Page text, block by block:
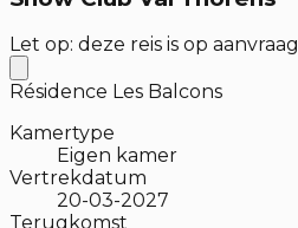
Let op: deze reis is op aanvraag
Résidence Les Balcons
Kamertype
Eigen kamer
Vertrekdatum
20-03-2027
Terugkomst